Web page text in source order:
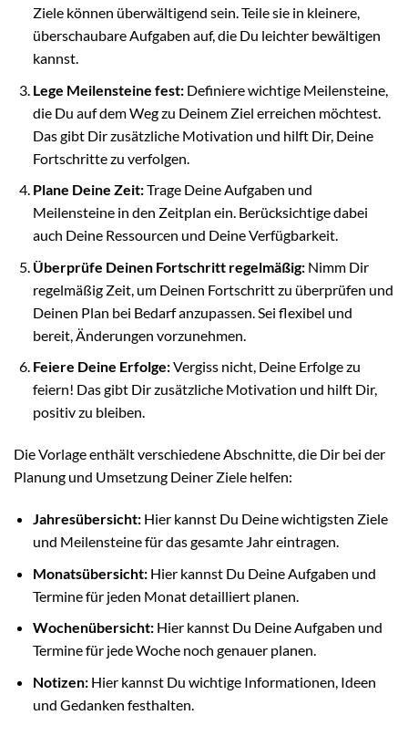
Ziele können überwältigend sein. Teile sie in kleinere,
überschaubare Aufgaben auf, die Du leichter bewältigen
kannst.
Lege Meilensteine fest:Definiere wichtige Meilensteine,
die Du auf dem Weg zu Deinem Ziel erreichen möchtest.
Das gibt Dir zusätzliche Motivation und hilft Dir, Deine
Fortschritte zu verfolgen.
Plane Deine Zeit:Trage Deine Aufgaben und
Meilensteine in den Zeitplan ein. Berücksichtige dabei
auch Deine Ressourcen und Deine Verfügbarkeit.
Überprüfe Deinen Fortschritt regelmäßig:Nimm Dir
regelmäßig Zeit, um Deinen Fortschritt zu überprüfen und
Deinen Plan bei Bedarf anzupassen. Sei flexibel und
bereit, Änderungen vorzunehmen.
Feiere Deine Erfolge:Vergiss nicht, Deine Erfolge zu
feiern! Das gibt Dir zusätzliche Motivation und hilft Dir,
positiv zu bleiben.
Die Vorlage enthält verschiedene Abschnitte, die Dir bei der
Planung und Umsetzung Deiner Ziele helfen:
Jahresübersicht:Hier kannst Du Deine wichtigsten Ziele
und Meilensteine für das gesamte Jahr eintragen.
Monatsübersicht:Hier kannst Du Deine Aufgaben und
Termine für jeden Monat detailliert planen.
Wochenübersicht:Hier kannst Du Deine Aufgaben und
Termine für jede Woche noch genauer planen.
Notizen:Hier kannst Du wichtige Informationen, Ideen
und Gedanken festhalten.